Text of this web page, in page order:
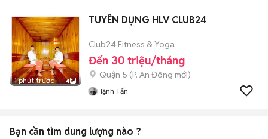
1 phút trước 4
TUYÊN DỤNG HLV CLUB24
Club24 Fitness & Yoga
Đến 30 triệu/tháng
Quận 5 (P. An Đông mới)
Hạnh Tấn
Bạn cần tìm dung lượng nào ?